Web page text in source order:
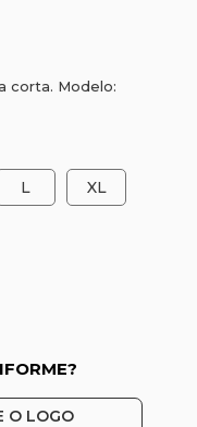
corta. Modelo:
L XL
O LOGO